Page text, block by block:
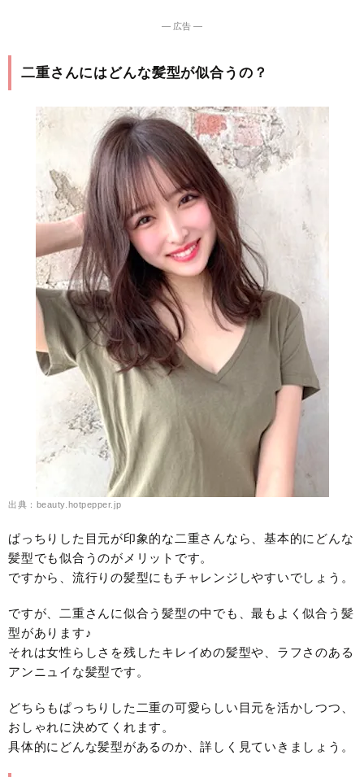
― 広告 ―
二重さんにはどんな髪型が似合うの？
出典：beauty.hotpepper.jp
ぱっちりした目元が印象的な二重さんなら、基本的にどんな
髪型でも似合うのがメリットです。
ですから、流行りの髪型にもチャレンジしやすいでしょう。
ですが、二重さんに似合う髪型の中でも、最もよく似合う髪
型があります♪
それは女性らしさを残したキレイめの髪型や、ラフさのある
アンニュイな髪型です。
どちらもぱっちりした二重の可愛らしい目元を活かしつつ、
おしゃれに決めてくれます。
具体的にどんな髪型があるのか、詳しく見ていきましょう。